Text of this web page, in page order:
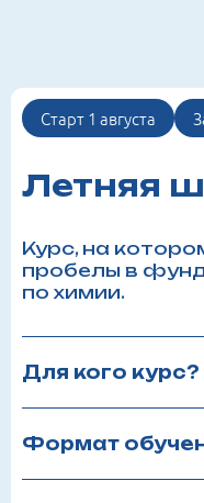
Старт 1 августа
Летняя
Курс, на
пробелы в
по химии.
Для кого курс?
Формат